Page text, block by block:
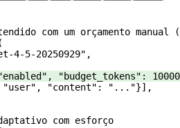
com um orçamento
4-5-20250929" ,
, "budget_tokens" : 10000
"user" , "content" : "..."}],
com esforço